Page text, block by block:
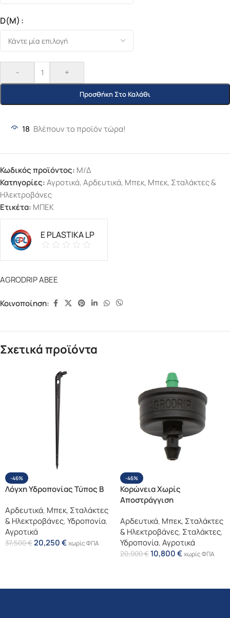
D(m)
- +
Προσθήκη Στο Καλάθι
18 Βλέπουν το προϊόν τώρα!
Κωδικός προϊόντος: Μ/Δ
Κατηγορίες:Αγροτικά,Αρδευτικά, Μπεκ, Μπεκ, Σταλάκτες &
Ηλεκτροβάνες
Ετικέτα: ΜΠΕΚ
E PLASTIKA LP
AGRODRIP ΑΒΕΕ
Κοινοποίηση:
Σχετικά προϊόντα
-46%
Λόγχη Υδροπονίας Τύπος Β
Αρδευτικά, Μπεκ, Σταλάκτες
& Ηλεκτροβάνες,Υδροπονία,
Αγροτικά
37,500€20,250€χωρίς ΦΠΑ
-46%
Κορώνεια Χωρίς
Αποστράγγιση
Σταλάκτης)
Αρδευτικά, Μπεκ, Σταλάκτες
& Ηλεκτροβάνες, Σταλάκτες,
Υδροπονία,Αγροτικά
20,000€ 10,800€χωρίς ΦΠΑ